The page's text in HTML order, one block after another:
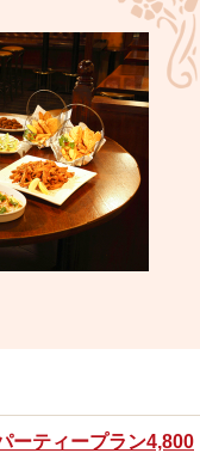
ーティープラン4,800